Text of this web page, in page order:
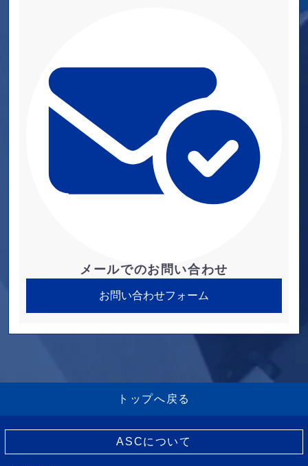
メールでのお問い合わせ
お問い合わせフォーム
トップへ戻る
ASCについて